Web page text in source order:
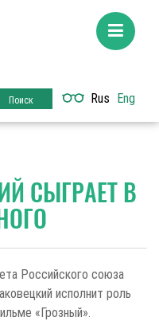
Rus Eng
СЫГРАЕТ В
Российского союза
исполнит роль
«Грозный».